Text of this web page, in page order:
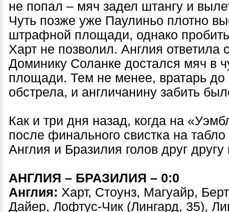
не попал – мяч задел штангу и
Чуть позже уже Паулиньо плотно
штрафной площади, однако
Харт не позволил. Англия ответила
Доминику Соланке достался мяч в
площади. Тем не менее, вратарь до
обстрела, и англичанину забить
Как и три дня назад, когда на
после финального свистка на табло
Англия и Бразилия голов друг
АНГЛИЯ – БРАЗИЛИЯ – 0:0
Англия: Харт, Стоунз, Магуайр,
Дайер, Лофтус-Чик (Лингард, 35),